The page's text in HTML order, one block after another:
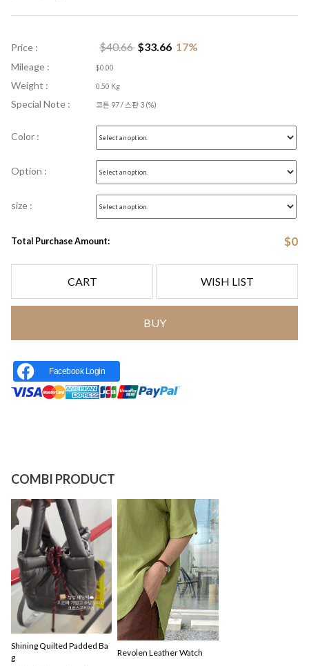
Price : $40.66 $33.66 17%
Mileage : $0.00
Weight : 0.50 Kg
Special Note : 코튼 97 / 스판 3 (%)
Color :
Option :
size :
Total Purchase Amount: $0
CART WISH LIST
BUY
Facebook Login
COMBI PRODUCT
Shining Quilted Padded Ba
g
Revolen Leather Watch